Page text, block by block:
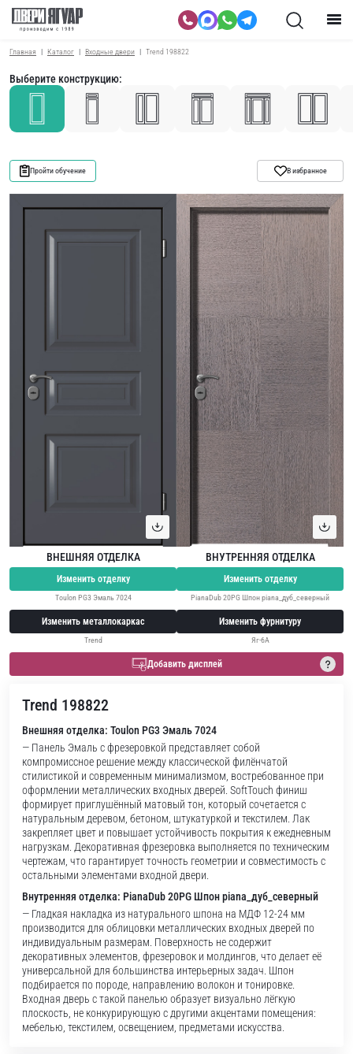
Главная Каталог Входные двери Trend 198822
Выберите конструкцию:
Пройти обучение В избранное
ВНЕШНЯЯ ОТДЕЛКА
Изменить отделку
Toulon PG3 Эмаль 7024
Изменить металлокаркас
Trend
ВНУТРЕННЯЯ ОТДЕЛКА
Изменить отделку
PianaDub 20PG Шпон piana_дуб_северный
Изменить фурнитуру
Яг-6А
Добавить дисплей
Trend 198822
Внешняя отделка: Toulon PG3 Эмаль 7024
— Панель Эмаль с фрезеровкой представляет собой
компромиссное решение между классической филёнчатой
стилистикой и современным минимализмом, востребованное при
оформлении металлических входных дверей. SoftTouch финиш
формирует приглушённый матовый тон, который сочетается с
натуральным деревом, бетоном, штукатуркой и текстилем. Лак
закрепляет цвет и повышает устойчивость покрытия к ежедневным
нагрузкам. Декоративная фрезеровка выполняется по техническим
чертежам, что гарантирует точность геометрии и совместимость с
остальными элементами входной двери.
Внутренняя отделка: PianaDub 20PG Шпон piana_дуб_северный
— Гладкая накладка из натурального шпона на МДФ 12-24 мм
производится для облицовки металлических входных дверей по
индивидуальным размерам. Поверхность не содержит
декоративных элементов, фрезеровок и молдингов, что делает её
универсальной для большинства интерьерных задач. Шпон
подбирается по породе, направлению волокон и тонировке.
Входная дверь с такой панелью образует визуально лёгкую
плоскость, не конкурирующую с другими акцентами помещения:
мебелью, текстилем, освещением, предметами искусства.